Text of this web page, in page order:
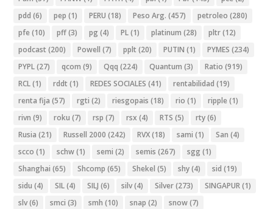
pdd (6) pep (1) PERU (18) Peso Arg. (457) petroleo (280)
pfe (10) pff(3) pg (4) PL(1) platinum (28) pltr(12)
podcast (200) Powell (7) pplt (20) PUTIN (1) PYMES (234)
PYPL(27) qcom (9) Qqq (224) Quantum (3) Ratio (919)
RCL(1) rddt (1) REDES SOCIALES (41) rentabilidad (19)
renta fija (57) rgti (2) riesgopais (18) rio (1) ripple (1)
rivn (9) roku (7) rsp (7) rsx (4) RTS (5) rty(6)
Rusia (21) Russell 2000 (242) RVX(18) sami (1) San (4)
scco (1) schw(1) semi (2) semis (267) sgg (1)
Shanghai (65) Shcomp (65) Shekel (5) shy(4) sid (19)
sidu (4) SIL(4) SILJ (6) silv(4) Silver(273) SINGAPUR(1)
slv(6) smci (3) smh (10) snap (2) snow(7)